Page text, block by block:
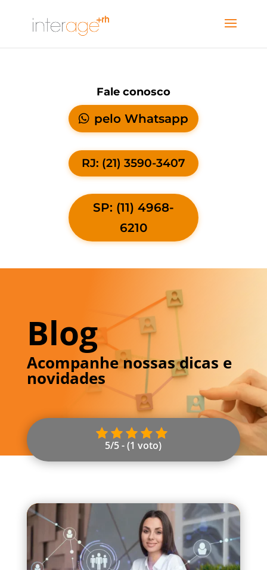
Fale conosco
pelo Whatsapp
RJ: (21) 3590-3407
SP: (11) 4968-
6210
Blog
Acompanhe nossas dicas e
novidades
5/5 - (1 voto)